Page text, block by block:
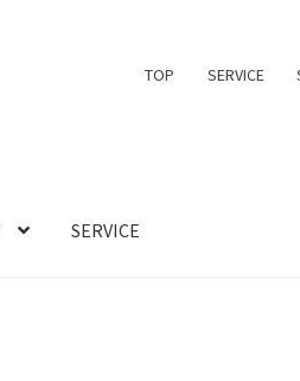
TOP SERVICE
SERVICE